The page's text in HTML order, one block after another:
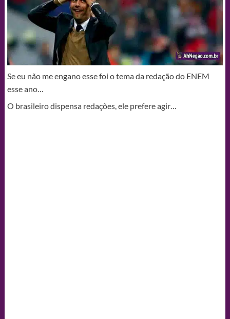
Se eu não me engano esse foi o tema da redação do ENEM
esse ano…
O brasileiro dispensa redações, ele prefere agir…